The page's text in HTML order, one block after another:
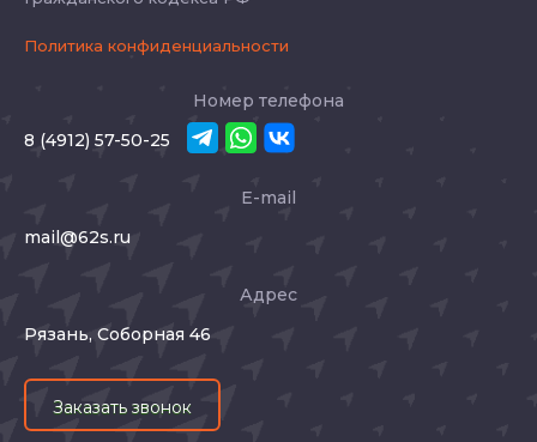
Политика конфиденциальности
Номер телефона
8 (4912) 57-50-25
E-mail
mail@62s.ru
Адрес
Рязань, Соборная 46
Заказать звонок